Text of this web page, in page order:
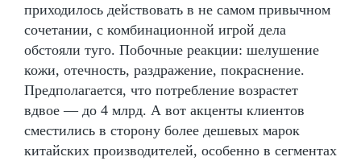
приходилось действовать в не самом привычном
сочетании, с комбинационной игрой дела
обстояли туго. Побочные реакции: шелушение
кожи, отечность, раздражение, покраснение.
Предполагается, что потребление возрастет
вдвое — до 4 млрд. А вот акценты клиентов
сместились в сторону более дешевых марок
китайских производителей, особенно в сегментах